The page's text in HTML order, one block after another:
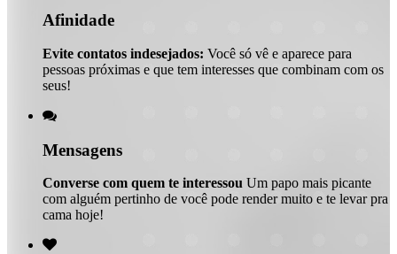
Afinidade
Evite contatos indesejados: Você só vê e aparece para
pessoas próximas e que tem interesses que combinam com os
seus!

Mensagens
Converse com quem te interessou Um papo mais picante
com alguém pertinho de você pode render muito e te levar pra
cama hoje!
